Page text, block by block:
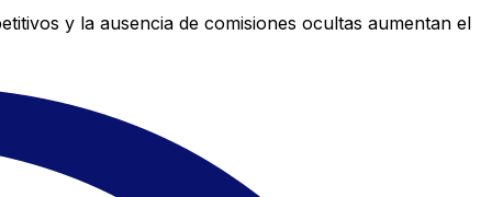
y la ausencia de comisiones ocultas aumentan el